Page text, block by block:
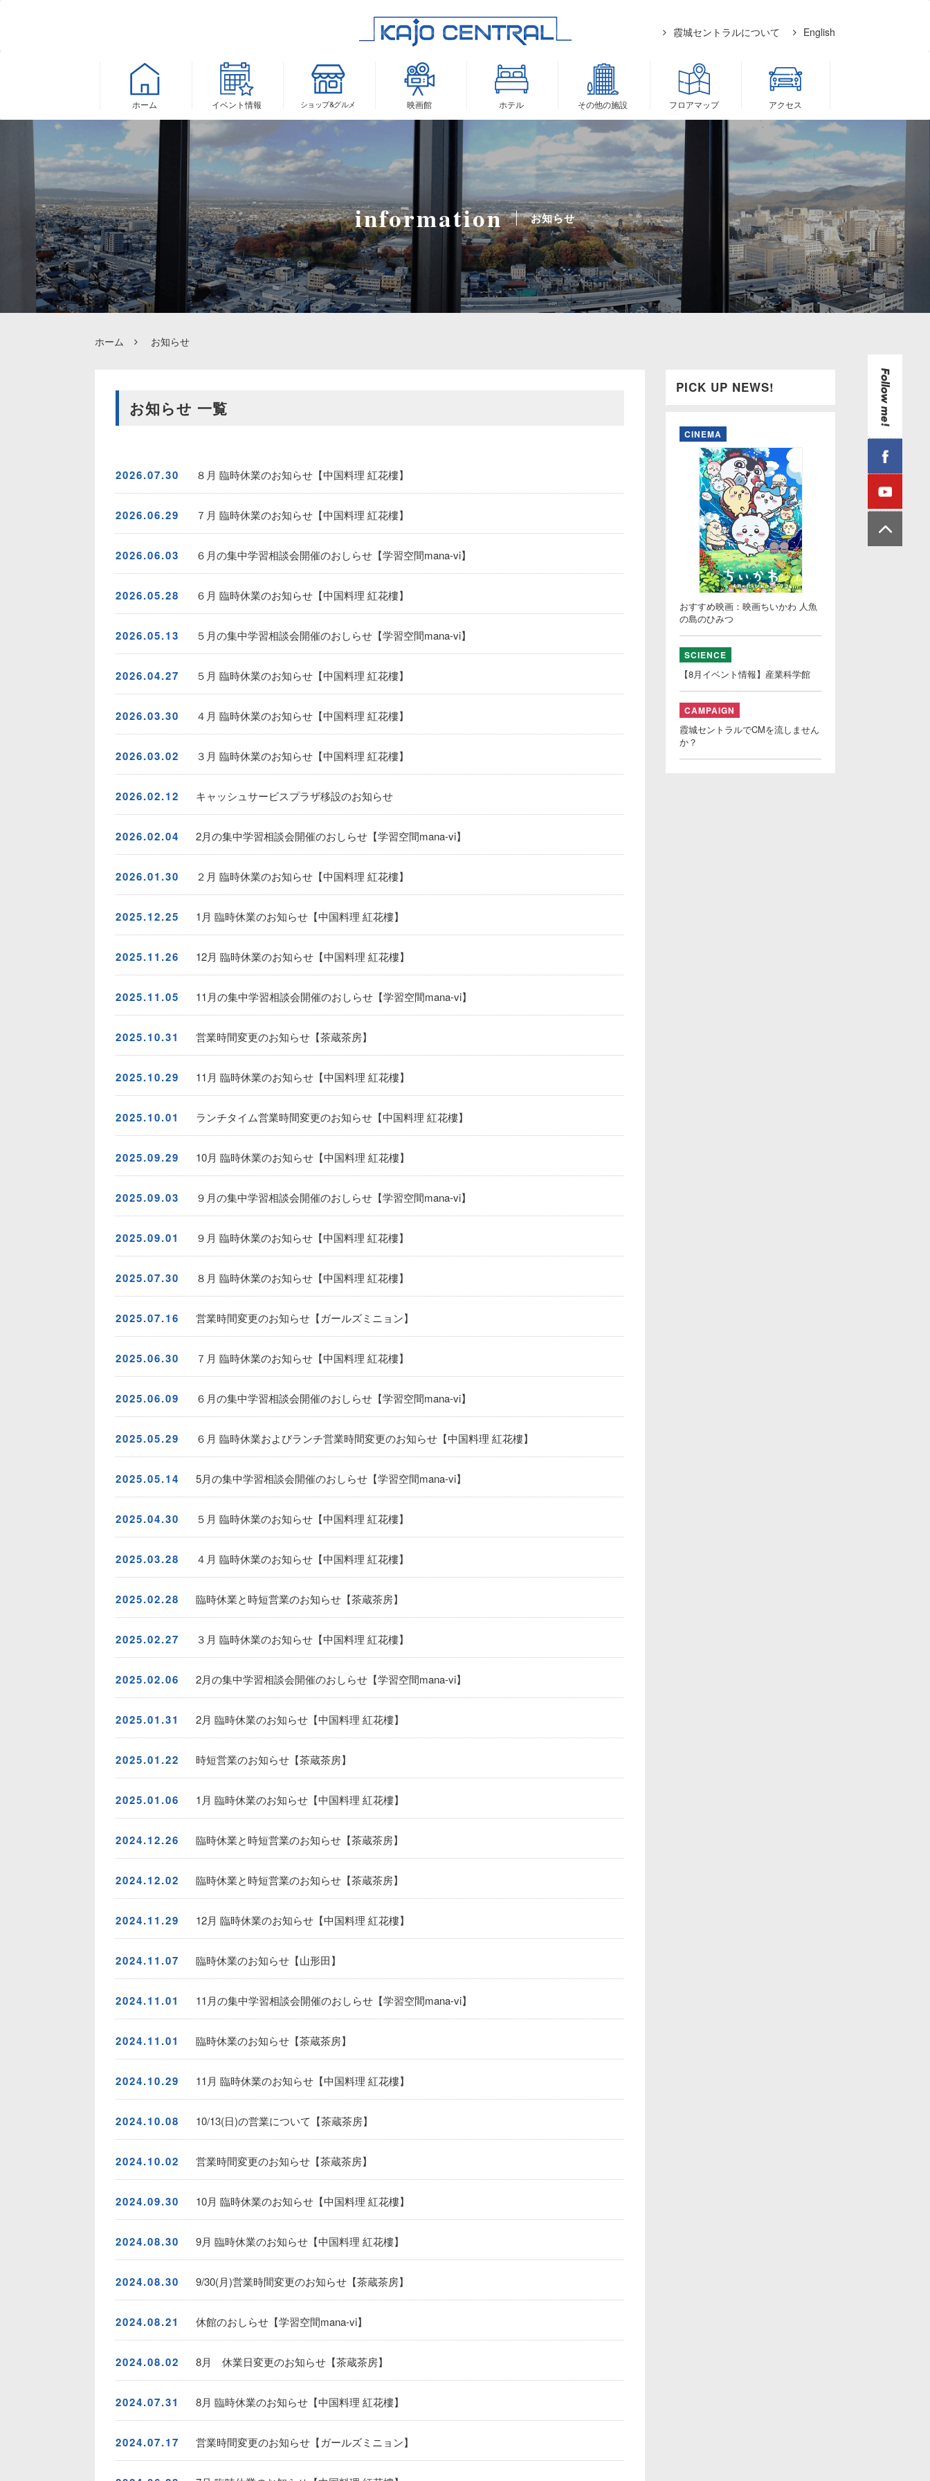
霞城セントラルについて English
ホーム イベント情報 ショップ&グルメ 映画館 ホテル その他の施設 フロアマップ アクセス
information お知らせ
ホーム お知らせ
お知らせ 一覧
2026.07.30 ８月 臨時休業のお知らせ【中国料理 紅花樓】
2026.06.29 ７月 臨時休業のお知らせ【中国料理 紅花樓】
2026.06.03 ６月の集中学習相談会開催のおしらせ【学習空間mana-vi】
2026.05.28 ６月 臨時休業のお知らせ【中国料理 紅花樓】
2026.05.13 ５月の集中学習相談会開催のおしらせ【学習空間mana-vi】
2026.04.27 ５月 臨時休業のお知らせ【中国料理 紅花樓】
2026.03.30 ４月 臨時休業のお知らせ【中国料理 紅花樓】
2026.03.02 ３月 臨時休業のお知らせ【中国料理 紅花樓】
2026.02.12 キャッシュサービスプラザ移設のお知らせ
2026.02.04 2月の集中学習相談会開催のおしらせ【学習空間mana-vi】
2026.01.30 ２月 臨時休業のお知らせ【中国料理 紅花樓】
2025.12.25 1月 臨時休業のお知らせ【中国料理 紅花樓】
2025.11.26 12月 臨時休業のお知らせ【中国料理 紅花樓】
2025.11.05 11月の集中学習相談会開催のおしらせ【学習空間mana-vi】
2025.10.31 営業時間変更のお知らせ【茶蔵茶房】
2025.10.29 11月 臨時休業のお知らせ【中国料理 紅花樓】
2025.10.01 ランチタイム営業時間変更のお知らせ【中国料理 紅花樓】
2025.09.29 10月 臨時休業のお知らせ【中国料理 紅花樓】
2025.09.03 ９月の集中学習相談会開催のおしらせ【学習空間mana-vi】
2025.09.01 ９月 臨時休業のお知らせ【中国料理 紅花樓】
2025.07.30 ８月 臨時休業のお知らせ【中国料理 紅花樓】
2025.07.16 営業時間変更のお知らせ【ガールズミニョン】
2025.06.30 ７月 臨時休業のお知らせ【中国料理 紅花樓】
2025.06.09 ６月の集中学習相談会開催のおしらせ【学習空間mana-vi】
2025.05.29 ６月 臨時休業およびランチ営業時間変更のお知らせ【中国料理 紅花樓】
2025.05.14 5月の集中学習相談会開催のおしらせ【学習空間mana-vi】
2025.04.30 ５月 臨時休業のお知らせ【中国料理 紅花樓】
2025.03.28 ４月 臨時休業のお知らせ【中国料理 紅花樓】
2025.02.28 臨時休業と時短営業のお知らせ【茶蔵茶房】
2025.02.27 ３月 臨時休業のお知らせ【中国料理 紅花樓】
2025.02.06 2月の集中学習相談会開催のおしらせ【学習空間mana-vi】
2025.01.31 2月 臨時休業のお知らせ【中国料理 紅花樓】
2025.01.22 時短営業のお知らせ【茶蔵茶房】
2025.01.06 1月 臨時休業のお知らせ【中国料理 紅花樓】
2024.12.26 臨時休業と時短営業のお知らせ【茶蔵茶房】
2024.12.02 臨時休業と時短営業のお知らせ【茶蔵茶房】
2024.11.29 12月 臨時休業のお知らせ【中国料理 紅花樓】
2024.11.07 臨時休業のお知らせ【山形田】
2024.11.01 11月の集中学習相談会開催のおしらせ【学習空間mana-vi】
2024.11.01 臨時休業のお知らせ【茶蔵茶房】
2024.10.29 11月 臨時休業のお知らせ【中国料理 紅花樓】
2024.10.08 10/13(日)の営業について【茶蔵茶房】
2024.10.02 営業時間変更のお知らせ【茶蔵茶房】
2024.09.30 10月 臨時休業のお知らせ【中国料理 紅花樓】
2024.08.30 9月 臨時休業のお知らせ【中国料理 紅花樓】
2024.08.30 9/30(月)営業時間変更のお知らせ【茶蔵茶房】
2024.08.21 休館のおしらせ【学習空間mana-vi】
2024.08.02 8月 休業日変更のお知らせ【茶蔵茶房】
2024.07.31 8月 臨時休業のお知らせ【中国料理 紅花樓】
2024.07.17 営業時間変更のお知らせ【ガールズミニョン】
PICK UP NEWS!
CINEMA
おすすめ映画：映画ちいかわ 人魚
の島のひみつ
SCIENCE
【8月イベント情報】産業科学館
CAMPAIGN
霞城セントラルでCMを流しません
か？